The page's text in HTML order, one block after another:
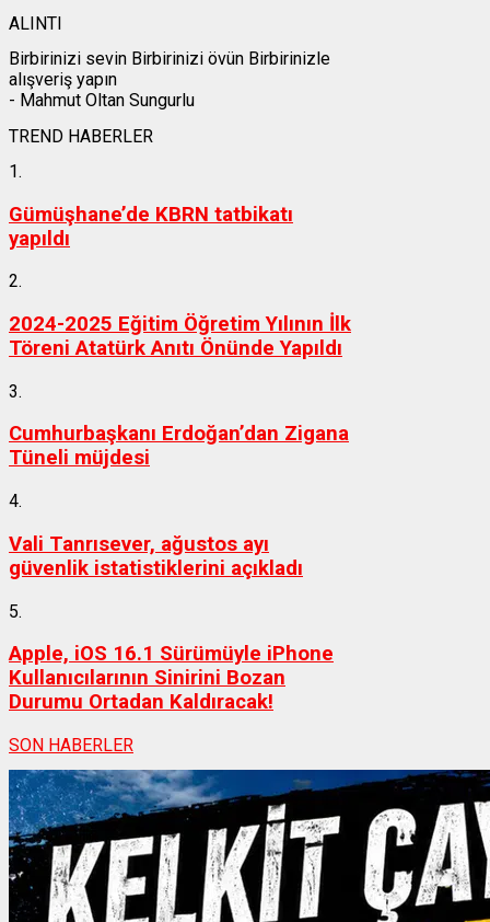
ALINTI
Birbirinizi sevin Birbirinizi övün Birbirinizle
alışveriş yapın
- Mahmut Oltan Sungurlu
TREND HABERLER
1.
Gümüşhane’de KBRN tatbikatı
yapıldı
2.
2024-2025 Eğitim Öğretim Yılının İlk
Töreni Atatürk Anıtı Önünde Yapıldı
3.
Cumhurbaşkanı Erdoğan’dan Zigana
Tüneli müjdesi
4.
Vali Tanrısever, ağustos ayı
güvenlik istatistiklerini açıkladı
5.
Apple, iOS 16.1 Sürümüyle iPhone
Kullanıcılarının Sinirini Bozan
Durumu Ortadan Kaldıracak!
SON HABERLER